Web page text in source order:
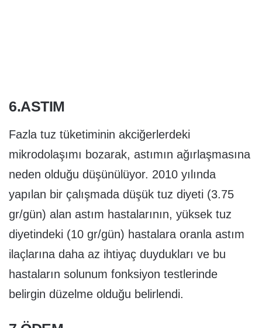
6.ASTIM
Fazla tuz tüketiminin akciğerlerdeki
mikrodolaşımı bozarak, astımın ağırlaşmasına
neden olduğu düşünülüyor. 2010 yılında
yapılan bir çalışmada düşük tuz diyeti (3.75
gr/gün) alan astım hastalarının, yüksek tuz
diyetindeki (10 gr/gün) hastalara oranla astım
ilaçlarına daha az ihtiyaç duydukları ve bu
hastaların solunum fonksiyon testlerinde
belirgin düzelme olduğu belirlendi.